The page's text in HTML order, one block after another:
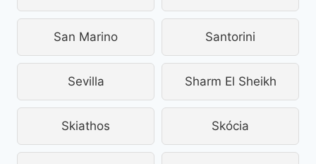
San Marino Santorini
Sevilla Sharm El Sheikh
Skiathos Skócia